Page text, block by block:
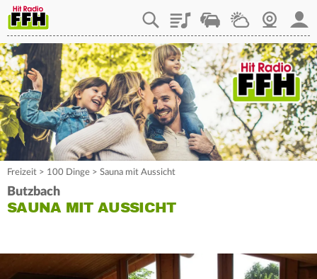
PlaylistStaupilotWetterWebcam
Freizeit > 100 Dinge > Sauna mit Aussicht
Butzbach
SAUNA MIT AUSSICHT